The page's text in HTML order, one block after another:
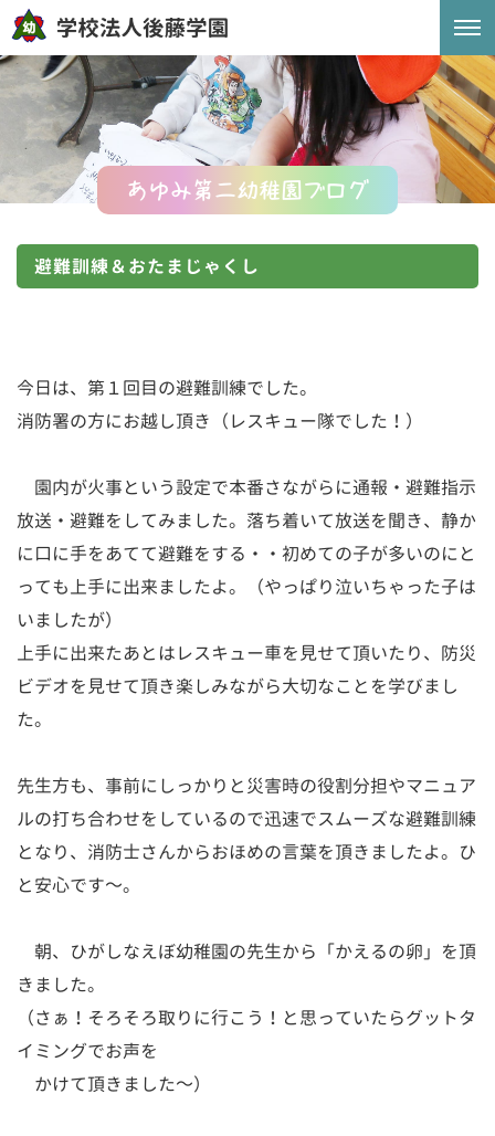
あゆみ第二幼稚園ブログ
避難訓練＆おたまじゃくし
今日は、第１回目の避難訓練でした。
消防署の方にお越し頂き（レスキュー隊でした！）
園内が火事という設定で本番さながらに通報・避難指示
放送・避難をしてみました。落ち着いて放送を聞き、静か
に口に手をあてて避難をする・・初めての子が多いのにと
っても上手に出来ましたよ。（やっぱり泣いちゃった子は
いましたが）
上手に出来たあとはレスキュー車を見せて頂いたり、防災
ビデオを見せて頂き楽しみながら大切なことを学びまし
た。
先生方も、事前にしっかりと災害時の役割分担やマニュア
ルの打ち合わせをしているので迅速でスムーズな避難訓練
となり、消防士さんからおほめの言葉を頂きましたよ。ひ
と安心です～。
朝、ひがしなえぼ幼稚園の先生から「かえるの卵」を頂
きました。
（さぁ！そろそろ取りに行こう！と思っていたらグットタ
イミングでお声を
かけて頂きました～）